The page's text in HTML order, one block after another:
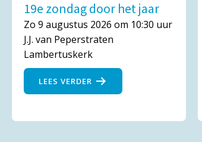
19e zondag door het jaar
Zo 9 augustus 2026 om 10:30 uur
J.J. van Peperstraten
Lambertuskerk
LEES VERDER